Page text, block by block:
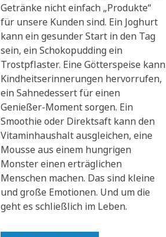
Getränke nicht einfach „Produkte“
für unsere Kunden sind. Ein Joghurt
kann ein gesunder Start in den Tag
sein, ein Schokopudding ein
Trostpflaster. Eine Götterspeise kann
Kindheitserinnerungen hervorrufen,
ein Sahnedessert für einen
Genießer-Moment sorgen. Ein
Smoothie oder Direktsaft kann den
Vitaminhaushalt ausgleichen, eine
Mousse aus einem hungrigen
Monster einen erträglichen
Menschen machen. Das sind kleine
und große Emotionen. Und um die
geht es schließlich im Leben.